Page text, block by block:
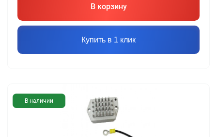
В корзину
Купить в 1 клик
В наличии